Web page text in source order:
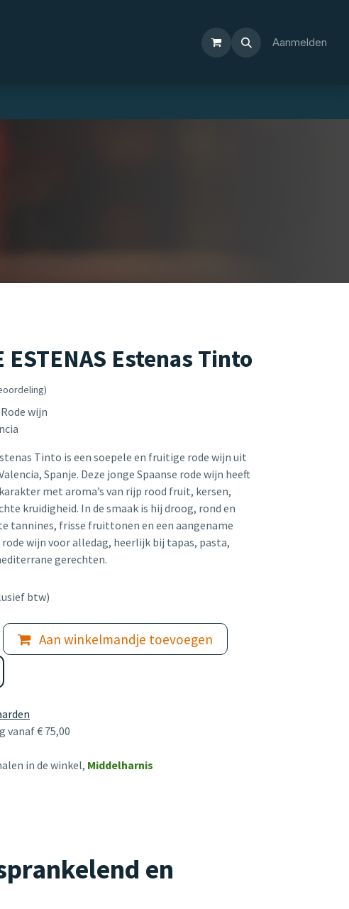
Aanmelden
ESTENAS Estenas Tinto
wijn
Tinto is een soepele en fruitige rode wijn uit
Spanje. Deze jonge Spaanse rode wijn heeft
met aroma’s van rijp rood fruit, kersen,
kruidigheid. In de smaak is hij droog, rond en
tannines, frisse fruittonen en een aangename
wijn voor alledag, heerlijk bij tapas, pasta,
gerechten.
btw)
Aan winkelmandje toevoegen
vanaf € 75,00
in de winkel, Middelharnis
en